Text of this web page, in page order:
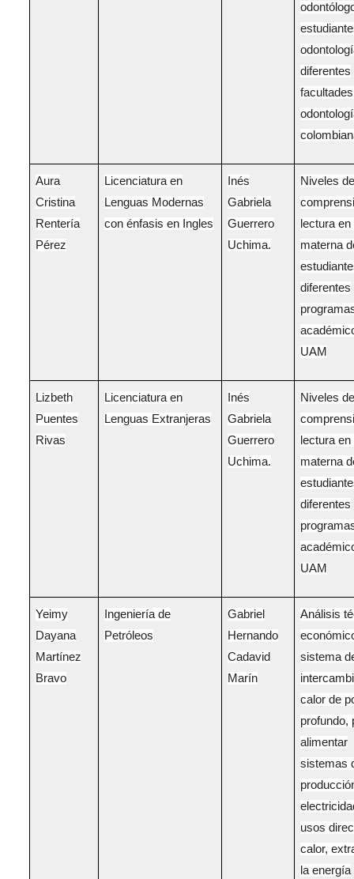
diferentes
Aura
Cristina
Rentería
Pérez
Licenciatura en
Lenguas Modernas
con énfasis en Ingles
Inés
Gabriela
Guerrero
Uchima.
Niveles de
lectura
materna
diferentes
UAM
Lizbeth
Puentes
Rivas
Licenciatura en
Lenguas Extranjeras
Inés
Gabriela
Guerrero
Uchima.
Niveles de
lectura
materna
diferentes
UAM
Yeimy
Dayana
Martínez
Bravo
Ingeniería de
Petróleos
Gabriel
Hernando
Cadavid
Marín
Análisis
sistema
calor de
profundo,
alimentar
sistemas
usos
calor,
la energía